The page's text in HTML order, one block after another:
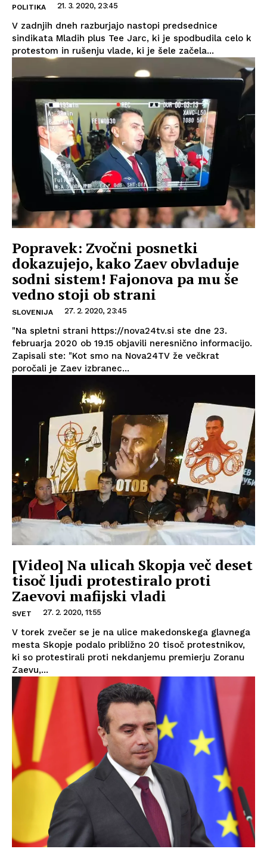
POLITIKA 21. 3. 2020, 23:45
V zadnjih dneh razburjajo nastopi predsednice
sindikata Mladih plus Tee Jarc, ki je spodbudila celo k
protestom in rušenju vlade, ki je šele začela...
Popravek: Zvočni posnetki
dokazujejo, kako Zaev obvladuje
sodni sistem! Fajonova pa mu še
vedno stoji ob strani
SLOVENIJA 27. 2. 2020, 23:45
"Na spletni strani https://nova24tv.si ste dne 23.
februarja 2020 ob 19.15 objavili neresnično informacijo.
Zapisali ste: "Kot smo na Nova24TV že večkrat
poročali je Zaev izbranec...
[Video] Na ulicah Skopja več deset
tisoč ljudi protestiralo proti
Zaevovi mafijski vladi
SVET 27. 2. 2020, 11:55
V torek zvečer se je na ulice makedonskega glavnega
mesta Skopje podalo približno 20 tisoč protestnikov,
ki so protestirali proti nekdanjemu premierju Zoranu
Zaevu,...